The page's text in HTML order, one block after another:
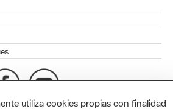
utiliza cookies propias con finalidad